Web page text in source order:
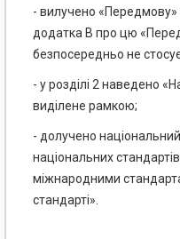
- вилучено «Передмову»
додатка В про цю
безпосередньо не
- у розділі 2 наведено
виділене рамкою;
- долучено
національних
міжнародними
стандарті».